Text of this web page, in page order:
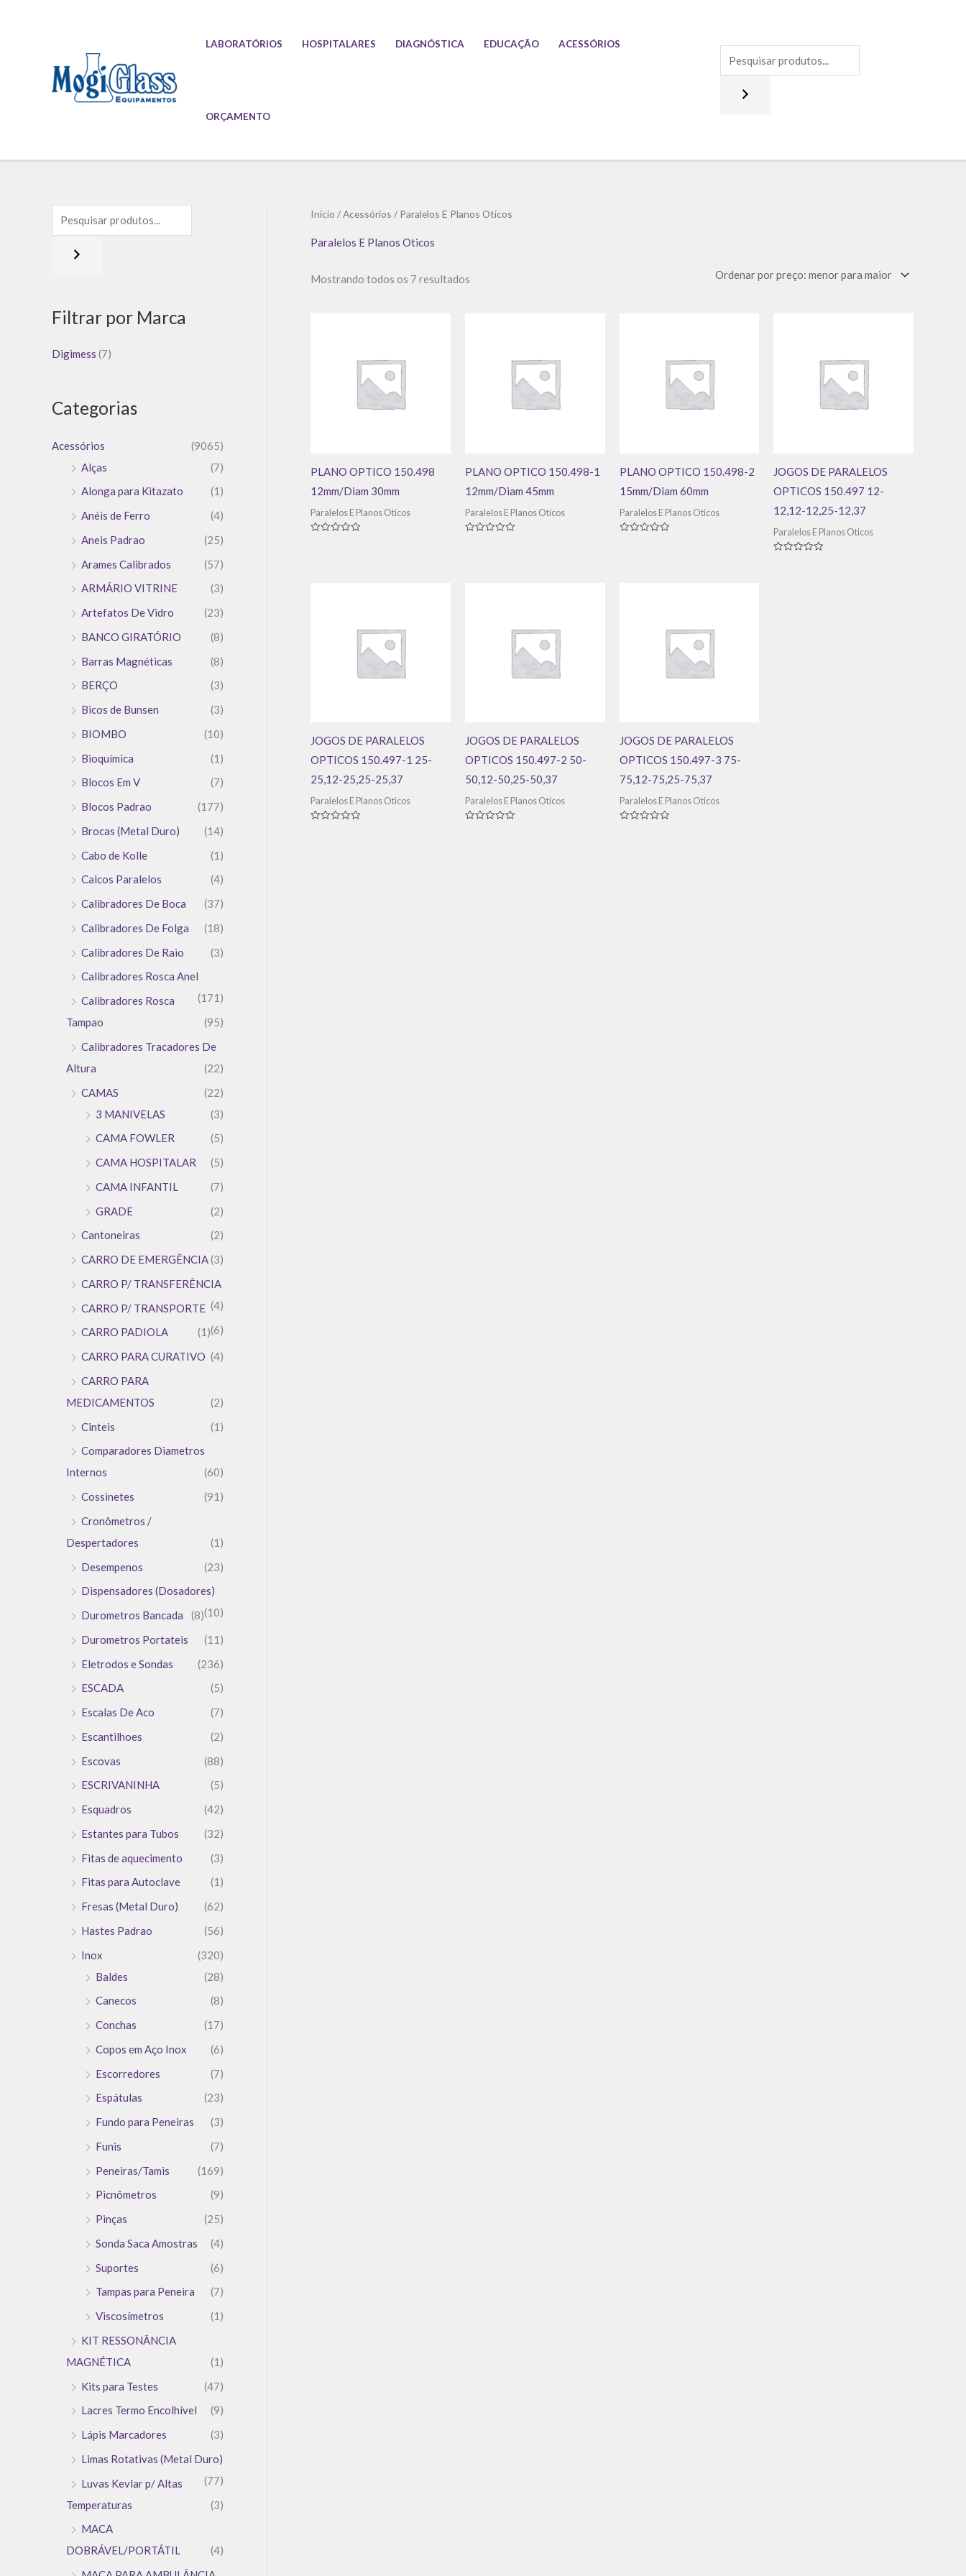
LABORATÓRIOS HOSPITALARES DIAGNÓSTICA EDUCAÇÃO ACESSÓRIOS
ORÇAMENTO
Filtrar por Marca
Digimess (7)
Categorias
Acessórios
(9065)
Alças
(7)
Alonga para Kitazato
(1)
Anéis de Ferro
(4)
Aneis Padrao
(25)
Arames Calibrados
(57)
ARMÁRIO VITRINE
(3)
Artefatos De Vidro
(23)
BANCO GIRATÓRIO
(8)
Barras Magnéticas
(8)
BERÇO
(3)
Bicos de Bunsen
(3)
BIOMBO
(10)
Bioquímica
(1)
Blocos Em V
(7)
Blocos Padrao
(177)
Brocas (Metal Duro)
(14)
Cabo de Kolle
(1)
Calcos Paralelos
(4)
Calibradores De Boca
(37)
Calibradores De Folga
(18)
Calibradores De Raio
(3)
Calibradores Rosca Anel
(171)
Calibradores Rosca
Tampao
(95)
Calibradores Tracadores De
Altura
(22)
CAMAS
(22)
3 MANIVELAS
(3)
CAMA FOWLER
(5)
CAMA HOSPITALAR
(5)
CAMA INFANTIL
(7)
GRADE
(2)
Cantoneiras
(2)
CARRO DE EMERGÊNCIA(3)
CARRO P/ TRANSFERÊNCIA
(4)
CARRO P/ TRANSPORTE
(6)
CARRO PADIOLA
(1)
CARRO PARA CURATIVO (4)
CARRO PARA
MEDICAMENTOS
(2)
Cinteis
(1)
Comparadores Diametros
Internos
(60)
Cossinetes
(91)
Cronômetros /
Despertadores
(1)
Desempenos
(23)
Dispensadores (Dosadores)
(10)
Durometros Bancada
(8)
Durometros Portateis
(11)
Eletrodos e Sondas
(236)
ESCADA
(5)
Escalas De Aco
(7)
Escantilhoes
(2)
Escovas
(88)
ESCRIVANINHA
(5)
Esquadros
(42)
Estantes para Tubos
(32)
Fitas de aquecimento
(3)
Fitas para Autoclave
(1)
Fresas (Metal Duro)
(62)
Hastes Padrao
(56)
Inox
(320)
Baldes
(28)
Canecos
(8)
Conchas
(17)
Copos em Aço Inox
(6)
Escorredores
(7)
Espátulas
(23)
Fundo para Peneiras
(3)
Funis
(7)
Peneiras/Tamis
(169)
Picnômetros
(9)
Pinças
(25)
Sonda Saca Amostras
(4)
Suportes
(6)
Tampas para Peneira
(7)
Viscosímetros
(1)
KIT RESSONÂNCIA
MAGNÉTICA
(1)
Kits para Testes
(47)
Lacres Termo Encolhível
(9)
Lápis Marcadores
(3)
Limas Rotativas (Metal Duro)
(77)
Luvas Kevlar p/ Altas
Temperaturas
(3)
MACA
DOBRÁVEL/PORTÁTIL
(4)
Início /Acessórios / Paralelos E Planos Oticos
Paralelos E Planos Oticos
Mostrando todos os 7 resultados
Classificado
por
PLANO OPTICO 150.498
12mm/Diam 30mm
Paralelos E Planos Oticos
PLANO OPTICO 150.498-1
12mm/Diam 45mm
Paralelos E Planos Oticos
PLANO OPTICO 150.498-2
15mm/Diam 60mm
Paralelos E Planos Oticos
JOGOS DE PARALELOS
OPTICOS 150.497 12-
12,12-12,25-12,37
Paralelos E Planos Oticos
JOGOS DE PARALELOS
OPTICOS 150.497-1 25-
25,12-25,25-25,37
Paralelos E Planos Oticos
JOGOS DE PARALELOS
OPTICOS 150.497-2 50-
50,12-50,25-50,37
Paralelos E Planos Oticos
JOGOS DE PARALELOS
OPTICOS 150.497-3 75-
75,12-75,25-75,37
Paralelos E Planos Oticos